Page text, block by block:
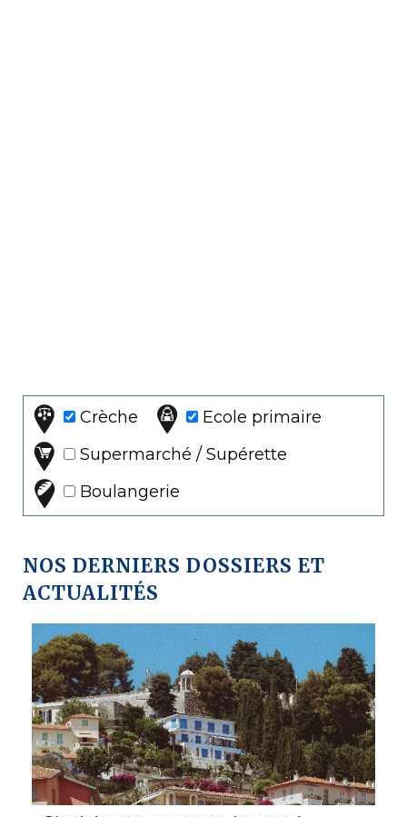
Crèche
Ecole primaire
Supermarché / Supérette
Boulangerie
NOS DERNIERS DOSSIERS ET
ACTUALITÉS